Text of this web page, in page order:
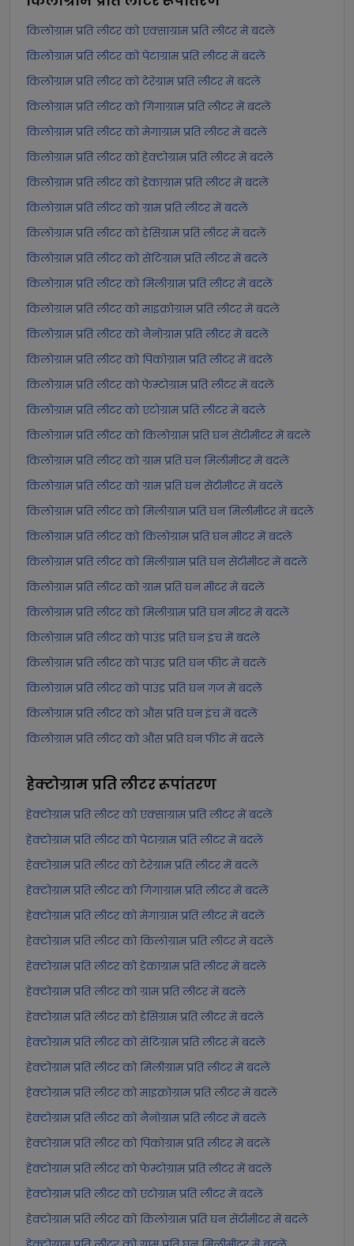
किलोग्राम प्रति लीटर को एक्साग्राम प्रति लीटर में बदलें
किलोग्राम प्रति लीटर को पेटाग्राम प्रति लीटर में बदलें
किलोग्राम प्रति लीटर को टेरेग्राम प्रति लीटर में बदलें
किलोग्राम प्रति लीटर को गिगाग्राम प्रति लीटर में बदलें
किलोग्राम प्रति लीटर को मेगाग्राम प्रति लीटर में बदलें
किलोग्राम प्रति लीटर को हेक्टोग्राम प्रति लीटर में बदलें
किलोग्राम प्रति लीटर को डेकाग्राम प्रति लीटर में बदलें
किलोग्राम प्रति लीटर को ग्राम प्रति लीटर में बदलें
किलोग्राम प्रति लीटर को डेसिग्राम प्रति लीटर में बदलें
किलोग्राम प्रति लीटर को सेंटिग्राम प्रति लीटर में बदलें
किलोग्राम प्रति लीटर को मिलीग्राम प्रति लीटर में बदलें
किलोग्राम प्रति लीटर को माइक्रोग्राम प्रति लीटर में बदलें
किलोग्राम प्रति लीटर को नैनोग्राम प्रति लीटर में बदलें
किलोग्राम प्रति लीटर को पिकोग्राम प्रति लीटर में बदलें
किलोग्राम प्रति लीटर को फेम्टोग्राम प्रति लीटर में बदलें
किलोग्राम प्रति लीटर को एटोग्राम प्रति लीटर में बदलें
किलोग्राम प्रति लीटर को किलोग्राम प्रति घन सेंटीमीटर में बदलें
किलोग्राम प्रति लीटर को ग्राम प्रति घन मिलीमीटर में बदलें
किलोग्राम प्रति लीटर को ग्राम प्रति घन सेंटीमीटर में बदलें
किलोग्राम प्रति लीटर को मिलीग्राम प्रति घन मिलीमीटर में बदलें
किलोग्राम प्रति लीटर को किलोग्राम प्रति घन मीटर में बदलें
किलोग्राम प्रति लीटर को मिलीग्राम प्रति घन सेंटीमीटर में बदलें
किलोग्राम प्रति लीटर को ग्राम प्रति घन मीटर में बदलें
किलोग्राम प्रति लीटर को मिलीग्राम प्रति घन मीटर में बदलें
किलोग्राम प्रति लीटर को पाउंड प्रति घन इंच में बदलें
किलोग्राम प्रति लीटर को पाउंड प्रति घन फीट में बदलें
किलोग्राम प्रति लीटर को पाउंड प्रति घन गज में बदलें
किलोग्राम प्रति लीटर को औंस प्रति घन इंच में बदलें
किलोग्राम प्रति लीटर को औंस प्रति घन फीट में बदलें
हेक्टोग्राम प्रति लीटररूपांतरण
हेक्टोग्राम प्रति लीटर को एक्साग्राम प्रति लीटर में बदलें
हेक्टोग्राम प्रति लीटर को पेटाग्राम प्रति लीटर में बदलें
हेक्टोग्राम प्रति लीटर को टेरेग्राम प्रति लीटर में बदलें
हेक्टोग्राम प्रति लीटर को गिगाग्राम प्रति लीटर में बदलें
हेक्टोग्राम प्रति लीटर को मेगाग्राम प्रति लीटर में बदलें
हेक्टोग्राम प्रति लीटर को किलोग्राम प्रति लीटर में बदलें
हेक्टोग्राम प्रति लीटर को डेकाग्राम प्रति लीटर में बदलें
हेक्टोग्राम प्रति लीटर को ग्राम प्रति लीटर में बदलें
हेक्टोग्राम प्रति लीटर को डेसिग्राम प्रति लीटर में बदलें
हेक्टोग्राम प्रति लीटर को सेंटिग्राम प्रति लीटर में बदलें
हेक्टोग्राम प्रति लीटर को मिलीग्राम प्रति लीटर में बदलें
हेक्टोग्राम प्रति लीटर को माइक्रोग्राम प्रति लीटर में बदलें
हेक्टोग्राम प्रति लीटर को नैनोग्राम प्रति लीटर में बदलें
हेक्टोग्राम प्रति लीटर को पिकोग्राम प्रति लीटर में बदलें
हेक्टोग्राम प्रति लीटर को फेम्टोग्राम प्रति लीटर में बदलें
हेक्टोग्राम प्रति लीटर को एटोग्राम प्रति लीटर में बदलें
हेक्टोग्राम प्रति लीटर को किलोग्राम प्रति घन सेंटीमीटर में बदलें